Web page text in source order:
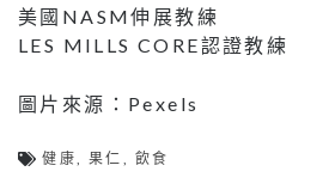
美國NASM伸展教練
LES MILLS CORE認證教練
圖片來源：Pexels
健康 ,果仁 飲食